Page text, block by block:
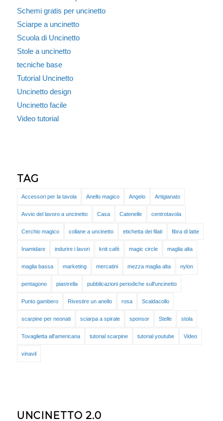
Schemi gratis per uncinetto
Sciarpe a uncinetto
Scuola di Uncinetto
Stole a uncinetto
tecniche base
Tutorial Uncinetto
Uncinetto design
Uncinetto facile
Video tutorial
TAG
Accessori per la tavola Anello magico Angelo Artigianato
Avvio del lavoro a uncinetto Casa Catenelle centrotavola
Cerchio magico collane a uncinetto etichetta dei filati fibra di latte
Inamidare indurire i lavori knit cafè magic circle maglia alta
maglia bassa marketing mercatini mezza maglia alta nylon
pentagono piastrella pubblicazioni periodiche sull'uncinetto
Punto gambero Rivestire un anello rosa Scaldacollo
scarpine per neonati sciarpa a spirale sponsor Stelle stola
Tovaglietta all'americana tutorial scarpine tutorial youtube Video
vinavil
UNCINETTO 2.0